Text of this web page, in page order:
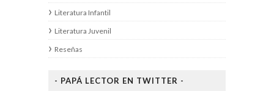
Literatura Infantil
Literatura Juvenil
Reseñas
- PAPÁ LECTOR EN TWITTER -